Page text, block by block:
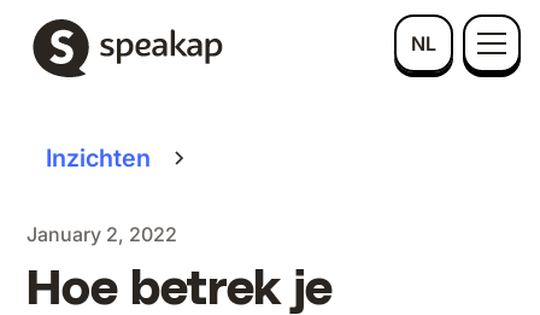
NL
Inzichten
January 2, 2022
Hoe betrek je